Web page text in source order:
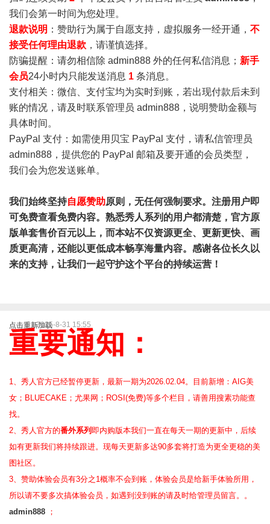
我们会第一时间为您处理。
退款说明 ：赞助行为属于自愿支持，虚拟服务一经开通， 不
接受任何理由退款 ，请谨慎选择。
防骗提醒：请勿相信除 admin888 外的任何私信消息； 新手
会员24小时内只能发送消息 1 条消息。
支付相关：微信、支付宝均为实时到账，若出现付款后未到
账的情况，请及时联系管理员 admin888，说明赞助金额与
具体时间。
PayPal 支付：如需使用贝宝 PayPal 支付，请私信管理员
admin888，提供您的 PayPal 邮箱及要开通的会员类型，
我们会为您发送账单。
我们始终坚持自愿赞助原则，无任何强制要求。注册用户即
可免费查看免费内容。熟悉秀人系列的用户都清楚，官方原
版单套售价百元以上，而本站不仅资源更全、更新更快、画
质更高清，还能以更低成本畅享海量内容。感谢各位长久以
来的支持，让我们一起守护这个平台的持续运营！
点击重新加载2025-8-31 15:55
重要通知：
1、秀人官方已经暂停更新，最新一期为2026.02.04。目前新增：AIG美
女；BLUECAKE；尤果网；ROSI(免费)等多个栏目，请善用搜素功能查
找。
2、 秀人官方的番外系列 即内购版本我们一直在每天一期的更新中，后续
如有更新我们将持续跟进。现每天更新多达90多套将打造为更全更稳的美
图社区。
3、赞助体验会员有3分之1概率不会到账，体验会员是给新手体验所用，
所以请不要多次搞体验会员，如遇到没到账的请及时给管理员留言。。
admin888 ；